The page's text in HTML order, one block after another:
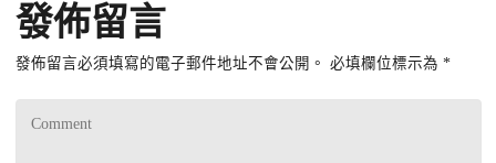
發佈留言
發佈留言必須填寫的電子郵件地址不會公開。 必填欄位標示為 *